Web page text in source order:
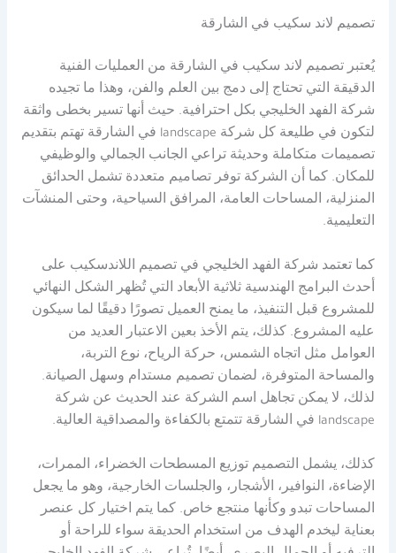
تصميم لاند سكيب في الشارقة
يُعتبر تصميم لاند سكيب في الشارقة من العمليات الفنية
الدقيقة التي تحتاج إلى دمج بين العلم والفن، وهذا ما تجيده
شركة الفهد الخليجي بكل احترافية. حيث أنها تسير بخطى واثقة
لتكون في طليعة كل شركة landscape في الشارقة تهتم بتقديم
تصميمات متكاملة وحديثة تراعي الجانب الجمالي والوظيفي
للمكان. كما أن الشركة توفر تصاميم متعددة تشمل الحدائق
المنزلية، المساحات العامة، المرافق السياحية، وحتى المنشآت
التعليمية.
كما تعتمد شركة الفهد الخليجي في تصميم اللاندسكيب على
أحدث البرامج الهندسية ثلاثية الأبعاد التي تُظهر الشكل النهائي
للمشروع قبل التنفيذ، ما يمنح العميل تصورًا دقيقًا لما سيكون
عليه المشروع. كذلك، يتم الأخذ بعين الاعتبار العديد من
العوامل مثل اتجاه الشمس، حركة الرياح، نوع التربة،
والمساحة المتوفرة، لضمان تصميم مستدام وسهل الصيانة.
لذلك، لا يمكن تجاهل اسم الشركة عند الحديث عن شركة
landscape في الشارقة تتمتع بالكفاءة والمصداقية العالية.
كذلك، يشمل التصميم توزيع المسطحات الخضراء، الممرات،
الإضاءة، النوافير، الأشجار، والجلسات الخارجية، وهو ما يجعل
المساحات تبدو وكأنها منتجع خاص. كما يتم اختيار كل عنصر
بعناية ليخدم الهدف من استخدام الحديقة سواء للراحة أو